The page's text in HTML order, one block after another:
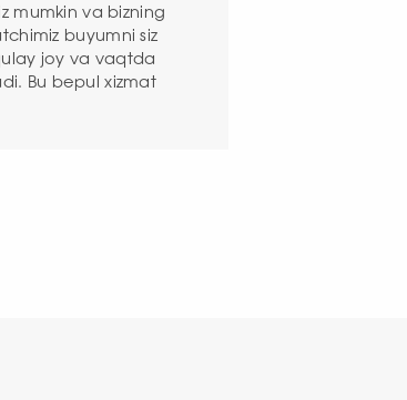
mumkin va bizning
buyumni siz
joy va vaqtda
Bu bepul xizmat